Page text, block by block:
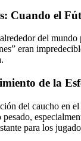
Cuando el
del
eran
de la
del caucho en
para los